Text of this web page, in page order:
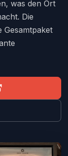
was den Ort
Die
Gesamtpaket